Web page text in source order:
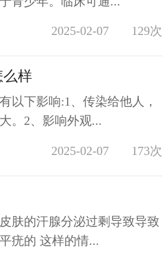
2025-02-07 129次
么样
以下影响:1、传染给他人，
。2、影响外观...
2025-02-07 173次
肤的汗腺分泌过剩导致导致
疣的 这样的情...